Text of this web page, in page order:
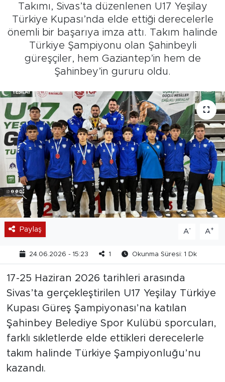
Takımı, Sivas’ta düzenlenen U17 Yeşilay
Türkiye Kupası’nda elde ettiği derecelerle
önemli bir başarıya imza attı. Takım halinde
Türkiye Şampiyonu olan Şahinbeyli
güreşçiler, hem Gaziantep’in hem de
Şahinbey’in gururu oldu.
Paylaş A- A+
24.06.2026 - 15:23 1 Okunma Süresi: 1 Dk
17-25 Haziran 2026 tarihleri arasında
Sivas’ta gerçekleştirilen U17 Yeşilay Türkiye
Kupası Güreş Şampiyonası’na katılan
Şahinbey Belediye Spor Kulübü sporcuları,
farklı sıkletlerde elde ettikleri derecelerle
takım halinde Türkiye Şampiyonluğu’nu
kazandı.